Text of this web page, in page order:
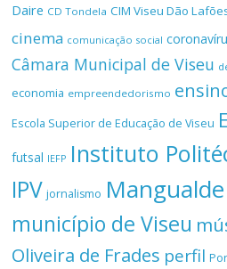
Daire CD Tondela CIM Viseu Dão
cinema comunicação social
Câmara Municipal de Viseu
economia empreendedorismo
Escola Superior de Educação de Viseu
futsal IEFP Instituto
IPV jornalismo Mangualde
município de Viseu
Oliveira de Frades perfil